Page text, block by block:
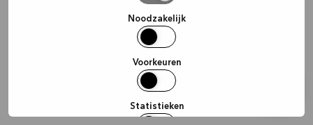
Noodzakelijk
Voorkeuren
Statistieken